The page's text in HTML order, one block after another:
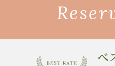
べ